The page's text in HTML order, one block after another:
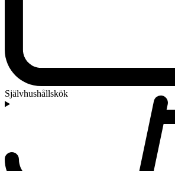
Självhushållskök